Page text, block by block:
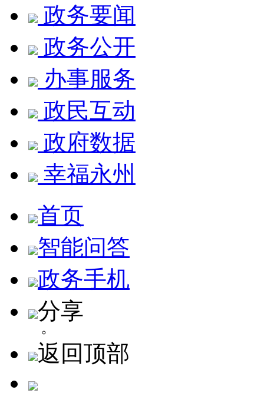
政务要闻
政务公开
办事服务
政民互动
政府数据
幸福永州
首页
智能问答
政务手机
分享
返回顶部